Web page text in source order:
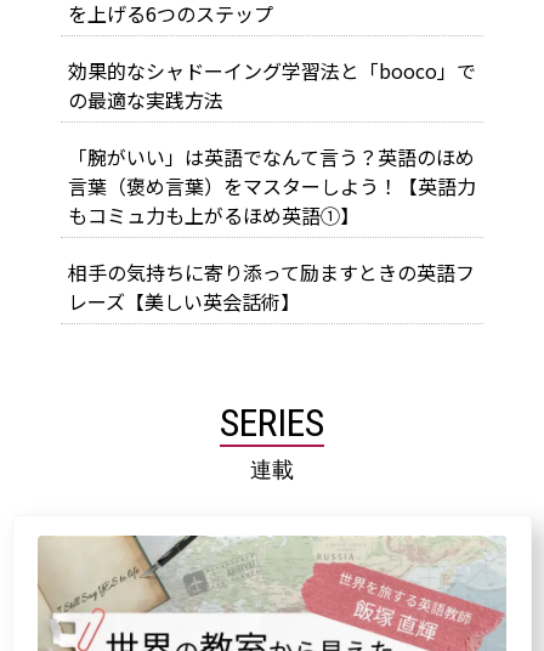
を上げる6つのステップ
効果的なシャドーイング学習法と「booco」で
の最適な実践方法
「腕がいい」は英語でなんて言う？英語のほめ
言葉（褒め言葉）をマスターしよう！【英語力
もコミュ力も上がるほめ英語①】
相手の気持ちに寄り添って励ますときの英語フ
レーズ【美しい英会話術】
SERIES
連載